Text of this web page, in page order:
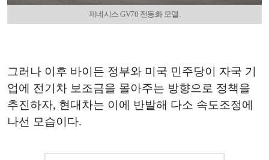
제네시스 GV70 전동화 모델.
그러나 이후 바이든 정부와 미국 민주당이 자국 기
업에 전기차 보조금을 몰아주는 방향으로 정책을
추진하자, 현대차는 이에 반발해 다소 속도조정에
나선 모습이다.